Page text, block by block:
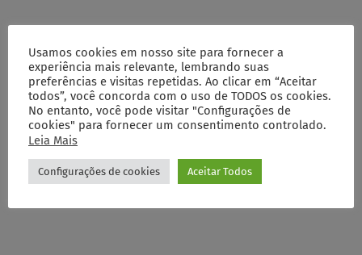
Usamos cookies em nosso site para fornecer a
experiência mais relevante, lembrando suas
preferências e visitas repetidas. Ao clicar em “Aceitar
todos”, você concorda com o uso de TODOS os cookies.
No entanto, você pode visitar "Configurações de
cookies" para fornecer um consentimento controlado.
Leia Mais
Configurações de cookies Aceitar Todos